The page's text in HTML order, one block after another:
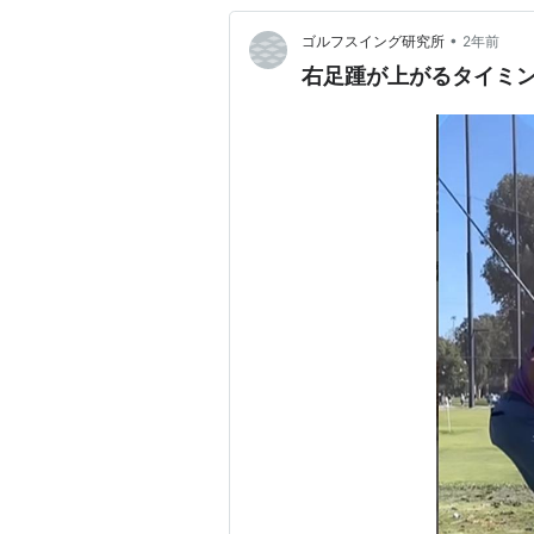
ゴルフスイング研究所 • 2年前
右足踵が上がるタイミ